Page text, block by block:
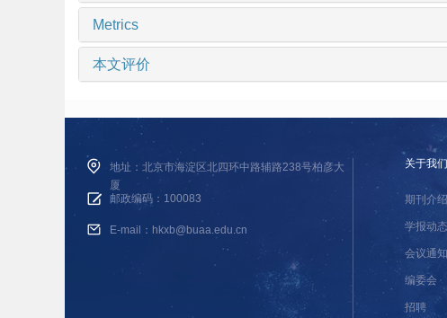
Metrics
本文评价
地址：北京市海淀区北四环中路辅路238号柏彦大
厦
邮政编码：100083
E-mail：hkxb@buaa.edu.cn
关于我们
期刊介绍
学报动态
会议通知
编委会
招聘